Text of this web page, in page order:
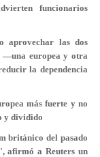
funcionarios
aprovechar las dos
—una europea y otra
la dependencia
más fuerte y no
y dividido
británico del pasado
afirmó a Reuters un